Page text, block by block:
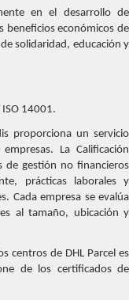
en el desarrollo de
beneficios económicos de
solidaridad, educación y
14001.
proporciona un servicio
La Calificación
de gestión no financieros
prácticas laborales y
Cada empresa se evalúa
al tamaño, ubicación y
centros de DHL Parcel es
de los certificados de